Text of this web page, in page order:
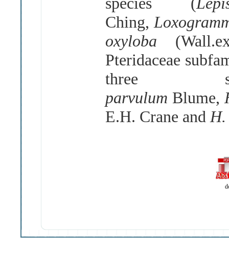
Ching,
oxyloba
Pteridaceae
three
parvulum Blume,
E.H. Crane and